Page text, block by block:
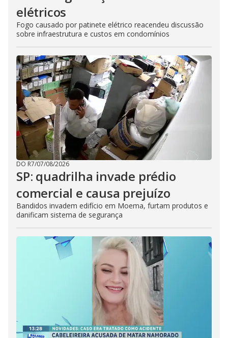
elétricos
Fogo causado por patinete elétrico reacendeu discussão
sobre infraestrutura e custos em condomínios
DO R7/07/08/2026
SP: quadrilha invade prédio
comercial e causa prejuízo
Bandidos invadem edifício em Moema, furtam produtos e
danificam sistema de segurança